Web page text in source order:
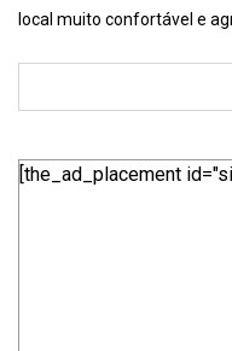
local muito confortável e
[the_ad_placement